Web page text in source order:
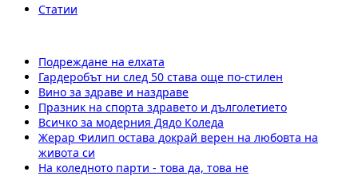
Статии
Подреждане на елхата
Гардеробът ни след 50 става още по-стилен
Вино за здраве и наздраве
Празник на спорта здравето и дълголетието
Всичко за модерния Дядо Коледа
Жерар Филип остава докрай верен на любовта на
живота си
На коледното парти - това да, това не